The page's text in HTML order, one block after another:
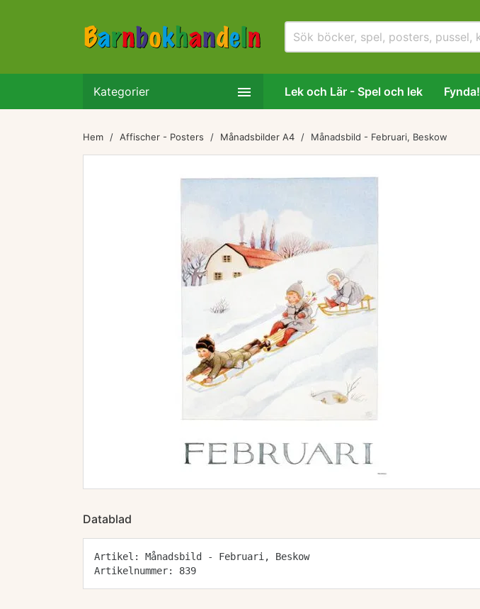
Kategorier  Lek och Lär - Spel och lek Fynda!
Hem Affischer - Posters Månadsbilder A4 Månadsbild - Februari, Beskow
Datablad
Artikel: Månadsbild - Februari, Beskow
Artikelnummer: 839